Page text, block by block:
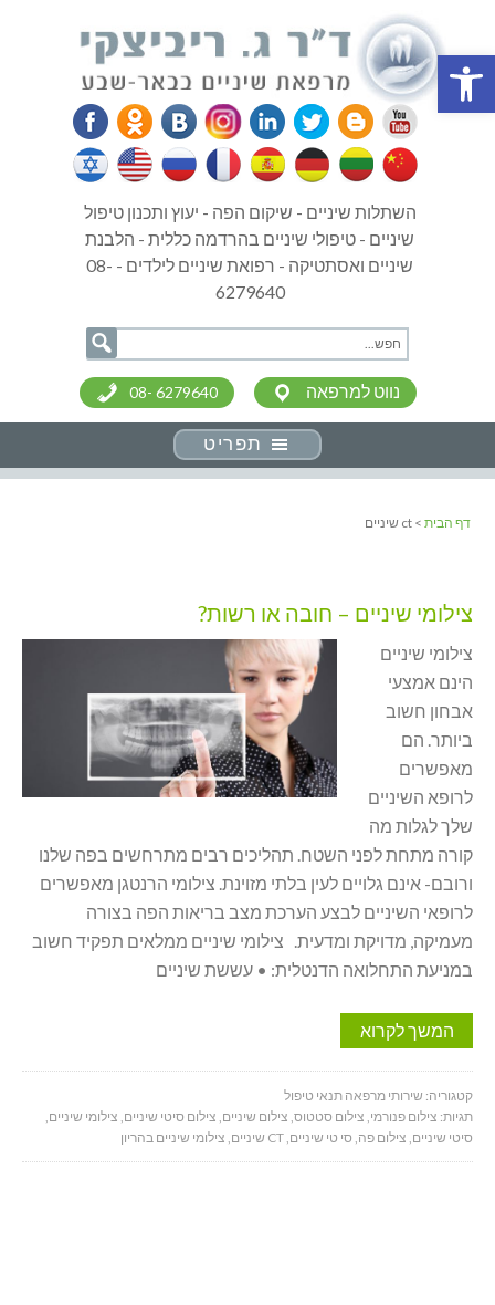
פתח סרגל נגישות
השתלות שיניים - שיקום הפה - יעוץ ותכנון טיפול
שיניים - טיפולי שיניים בהרדמה כללית - הלבנת
שיניים ואסתטיקה - רפואת שיניים לילדים - 08-
6279640
08- 6279640 נווט למרפאה
תפריט
דף הבית > ct שיניים
צילומי שיניים – חובה או רשות?
צילומי שיניים
הינם אמצעי
אבחון חשוב
ביותר. הם
מאפשרים
לרופא השיניים
שלך לגלות מה
קורה מתחת לפני השטח. תהליכים רבים מתרחשים בפה שלנו
ורובם- אינם גלויים לעין בלתי מזוינת. צילומי הרנטגן מאפשרים
לרופאי השיניים לבצע הערכת מצב בריאות הפה בצורה
מעמיקה, מדויקת ומדעית. צילומי שיניים ממלאים תפקיד חשוב
במניעת התחלואה הדנטלית: • עששת שיניים
המשך לקרוא
קטגוריה: שירותי מרפאה תנאי טיפול
תגיות: צילום פנורמי, צילום סטטוס, צילום שיניים, צילום סיטי שיניים, צילומי שיניים,
סיטי שיניים, צילום פה, סי טי שיניים,CT שיניים , צילומי שיניים בהריון